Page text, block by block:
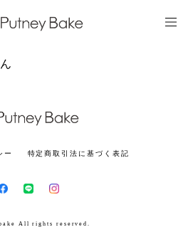
ー 特定商取引法に基づく表記
All rights reserved.